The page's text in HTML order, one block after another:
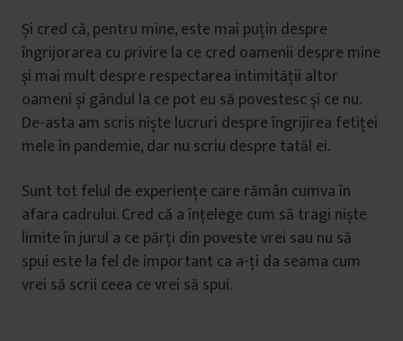
Și cred că, pentru mine, este mai puțin despre
îngrijorarea cu privire la ce cred oamenii despre mine
și mai mult despre respectarea intimității altor
oameni și gândul la ce pot eu să povestesc și ce nu.
De-asta am scris niște lucruri despre îngrijirea fetiței
mele în pandemie, dar nu scriu despre tatăl ei.
Sunt tot felul de experiențe care rămân cumva în
afara cadrului. Cred că a înțelege cum să tragi niște
limite în jurul a ce părți din poveste vrei sau nu să
spui este la fel de important ca a-ți da seama cum
vrei să scrii ceea ce vrei să spui.